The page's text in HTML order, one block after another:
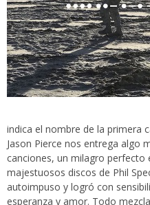
indica el nombre de la primera
Jason Pierce nos entrega algo
canciones, un milagro perfecto
majestuosos discos de Phil
autoimpuso y logró con
esperanza y amor. Todo